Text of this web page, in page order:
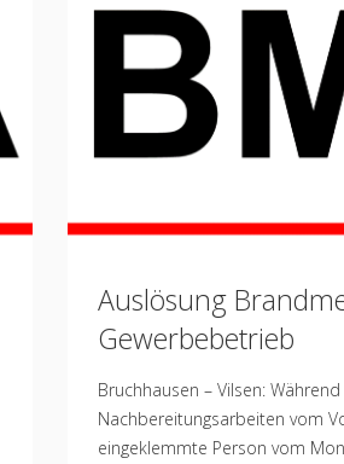
Standard
Auslösung
Gewerbebetrieb
Bruchhausen – Vilsen:
Nachbereitungsarbeiten vom
eingeklemmte Person vom